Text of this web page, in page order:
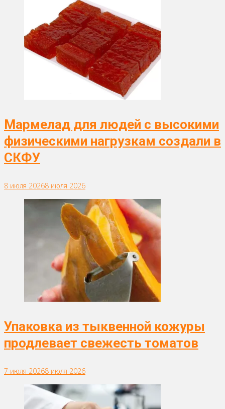
Мармелад для людей с высокими
физическими нагрузкам создали в
СКФУ
8 июля 20268 июля 2026
Упаковка из тыквенной кожуры
продлевает свежесть томатов
7 июля 20268 июля 2026